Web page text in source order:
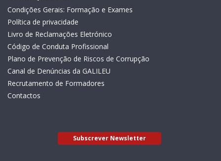
Condições Gerais: Formação e Exames
Política de privacidade
Livro de Reclamações Eletrónico
Código de Conduta Profissional
Plano de Prevenção de Riscos de Corrupção
Canal de Denúncias da GALILEU
Recrutamento de Formadores
Contactos
Subscrever Newsletter